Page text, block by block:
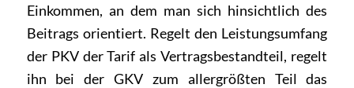
Einkommen, an dem man sich hinsichtlich des
Beitrags orientiert. Regelt den Leistungsumfang
der PKV der Tarif als Vertragsbestandteil, regelt
ihn bei der GKV zum allergrößten Teil das